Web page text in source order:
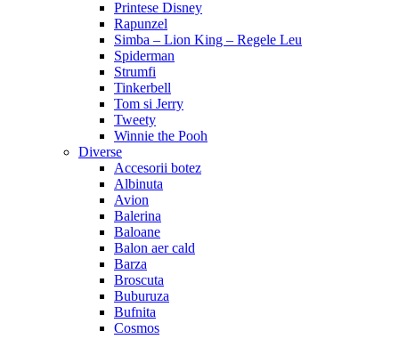
Printese Disney
Rapunzel
Simba – Lion King – Regele Leu
Spiderman
Strumfi
Tinkerbell
Tom si Jerry
Tweety
Winnie the Pooh
Diverse
Accesorii botez
Albinuta
Avion
Balerina
Baloane
Balon aer cald
Barza
Broscuta
Buburuza
Bufnita
Cosmos